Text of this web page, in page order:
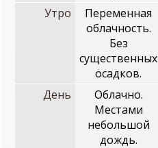
Утро
Переменная
облачность.
Без
существенных
осадков.
День
Облачно.
Местами
небольшой
дождь.